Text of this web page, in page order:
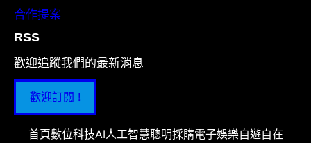
合作提案
RSS
歡迎追蹤我們的最新消息
歡迎訂閱 !
首頁數位科技AI人工智慧聰明採購電子娛樂自遊自在